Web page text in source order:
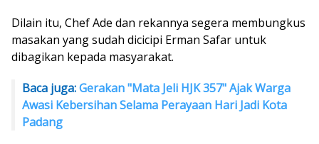
Dilain itu, Chef Ade dan rekannya segera membungkus
masakan yang sudah dicicipi Erman Safar untuk
dibagikan kepada masyarakat.
Baca juga:Gerakan "Mata Jeli HJK 357" Ajak Warga
Awasi Kebersihan Selama Perayaan Hari Jadi Kota
Padang